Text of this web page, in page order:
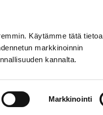
Käytämme tätä tietoa
markkinoinnin
kannalta.
Markkinointi